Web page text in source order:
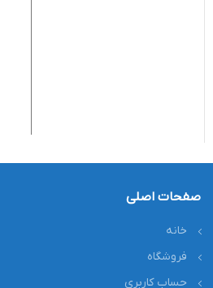
صفحات اصلی
خانه
فروشگاه
حساب کاربری